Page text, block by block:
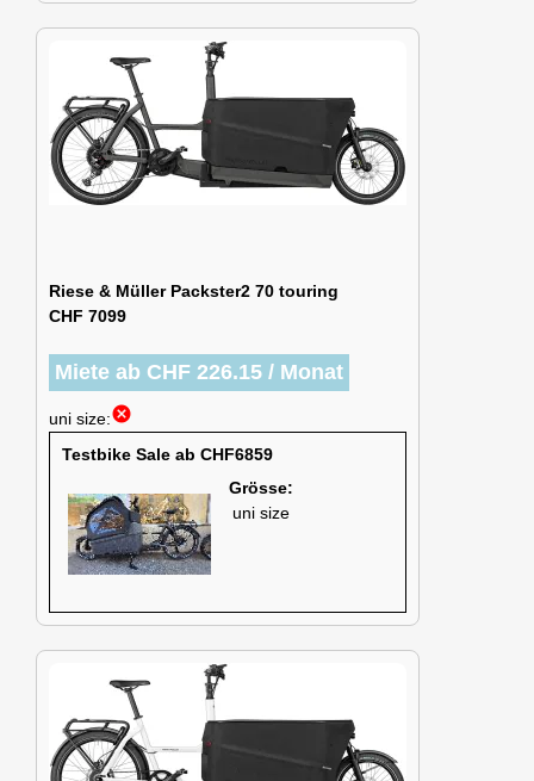
Riese & Müller Packster2 70 touring
CHF 7099
Miete ab CHF 226.15 / Monat
uni size:cancel
Testbike Sale ab CHF6859
Grösse:
uni size